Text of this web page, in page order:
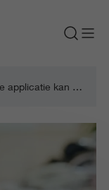
Roots-of-Me: hoe een digitale applicatie kan helpen bij het maken van geno- en ecogrammen